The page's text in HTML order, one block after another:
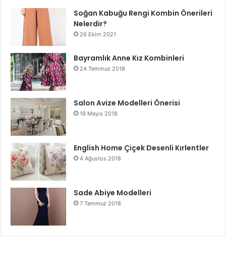
Soğan Kabuğu Rengi Kombin Önerileri
Nelerdir?
26 Ekim 2021
Bayramlık Anne Kız Kombinleri
24 Temmuz 2018
Salon Avize Modelleri Önerisi
19 Mayıs 2018
English Home Çiçek Desenli Kırlentler
4 Ağustos 2018
Sade Abiye Modelleri
7 Temmuz 2018